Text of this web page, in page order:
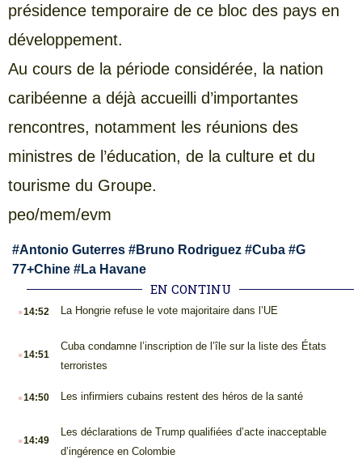
présidence temporaire de ce bloc des pays en
développement.
Au cours de la période considérée, la nation
caribéenne a déjà accueilli d’importantes
rencontres, notamment les réunions des
ministres de l’éducation, de la culture et du
tourisme du Groupe.
peo/mem/evm
#Antonio Guterres #Bruno Rodriguez #Cuba #G
77+Chine #La Havane
EN CONTINU
.14:52 La Hongrie refuse le vote majoritaire dans l’UE
.14:51
Cuba condamne l’inscription de l’île sur la liste des États
terroristes
.14:50 Les infirmiers cubains restent des héros de la santé
.14:49
Les déclarations de Trump qualifiées d’acte inacceptable
d’ingérence en Colombie